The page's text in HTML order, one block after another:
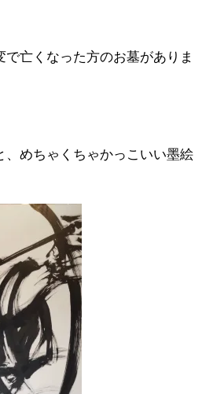
亡くなった方のお墓がありま
、めちゃくちゃかっこいい墨絵